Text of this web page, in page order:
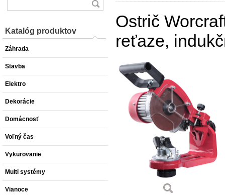
Katalóg produktov
Záhrada
Stavba
Elektro
Dekorácie
Domácnosť
Voľný čas
Vykurovanie
Multi systémy
Vianoce
Ostrič
reťaze,